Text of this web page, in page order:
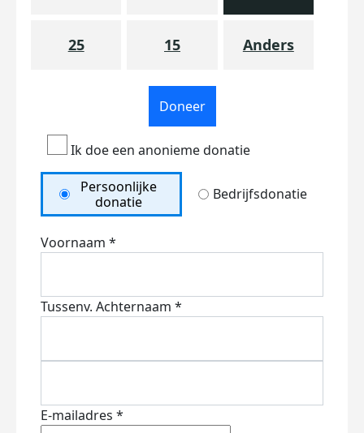
25 15 Anders
Doneer
Ik doe een anonieme donatie
Persoonlijke
donatie
Bedrijfsdonatie
Voornaam *
Tussenv. Achternaam *
E-mailadres *